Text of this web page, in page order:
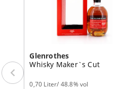
Glenrothes
Whisky Maker`s Cut
0,70 Liter/ 48.8% vol